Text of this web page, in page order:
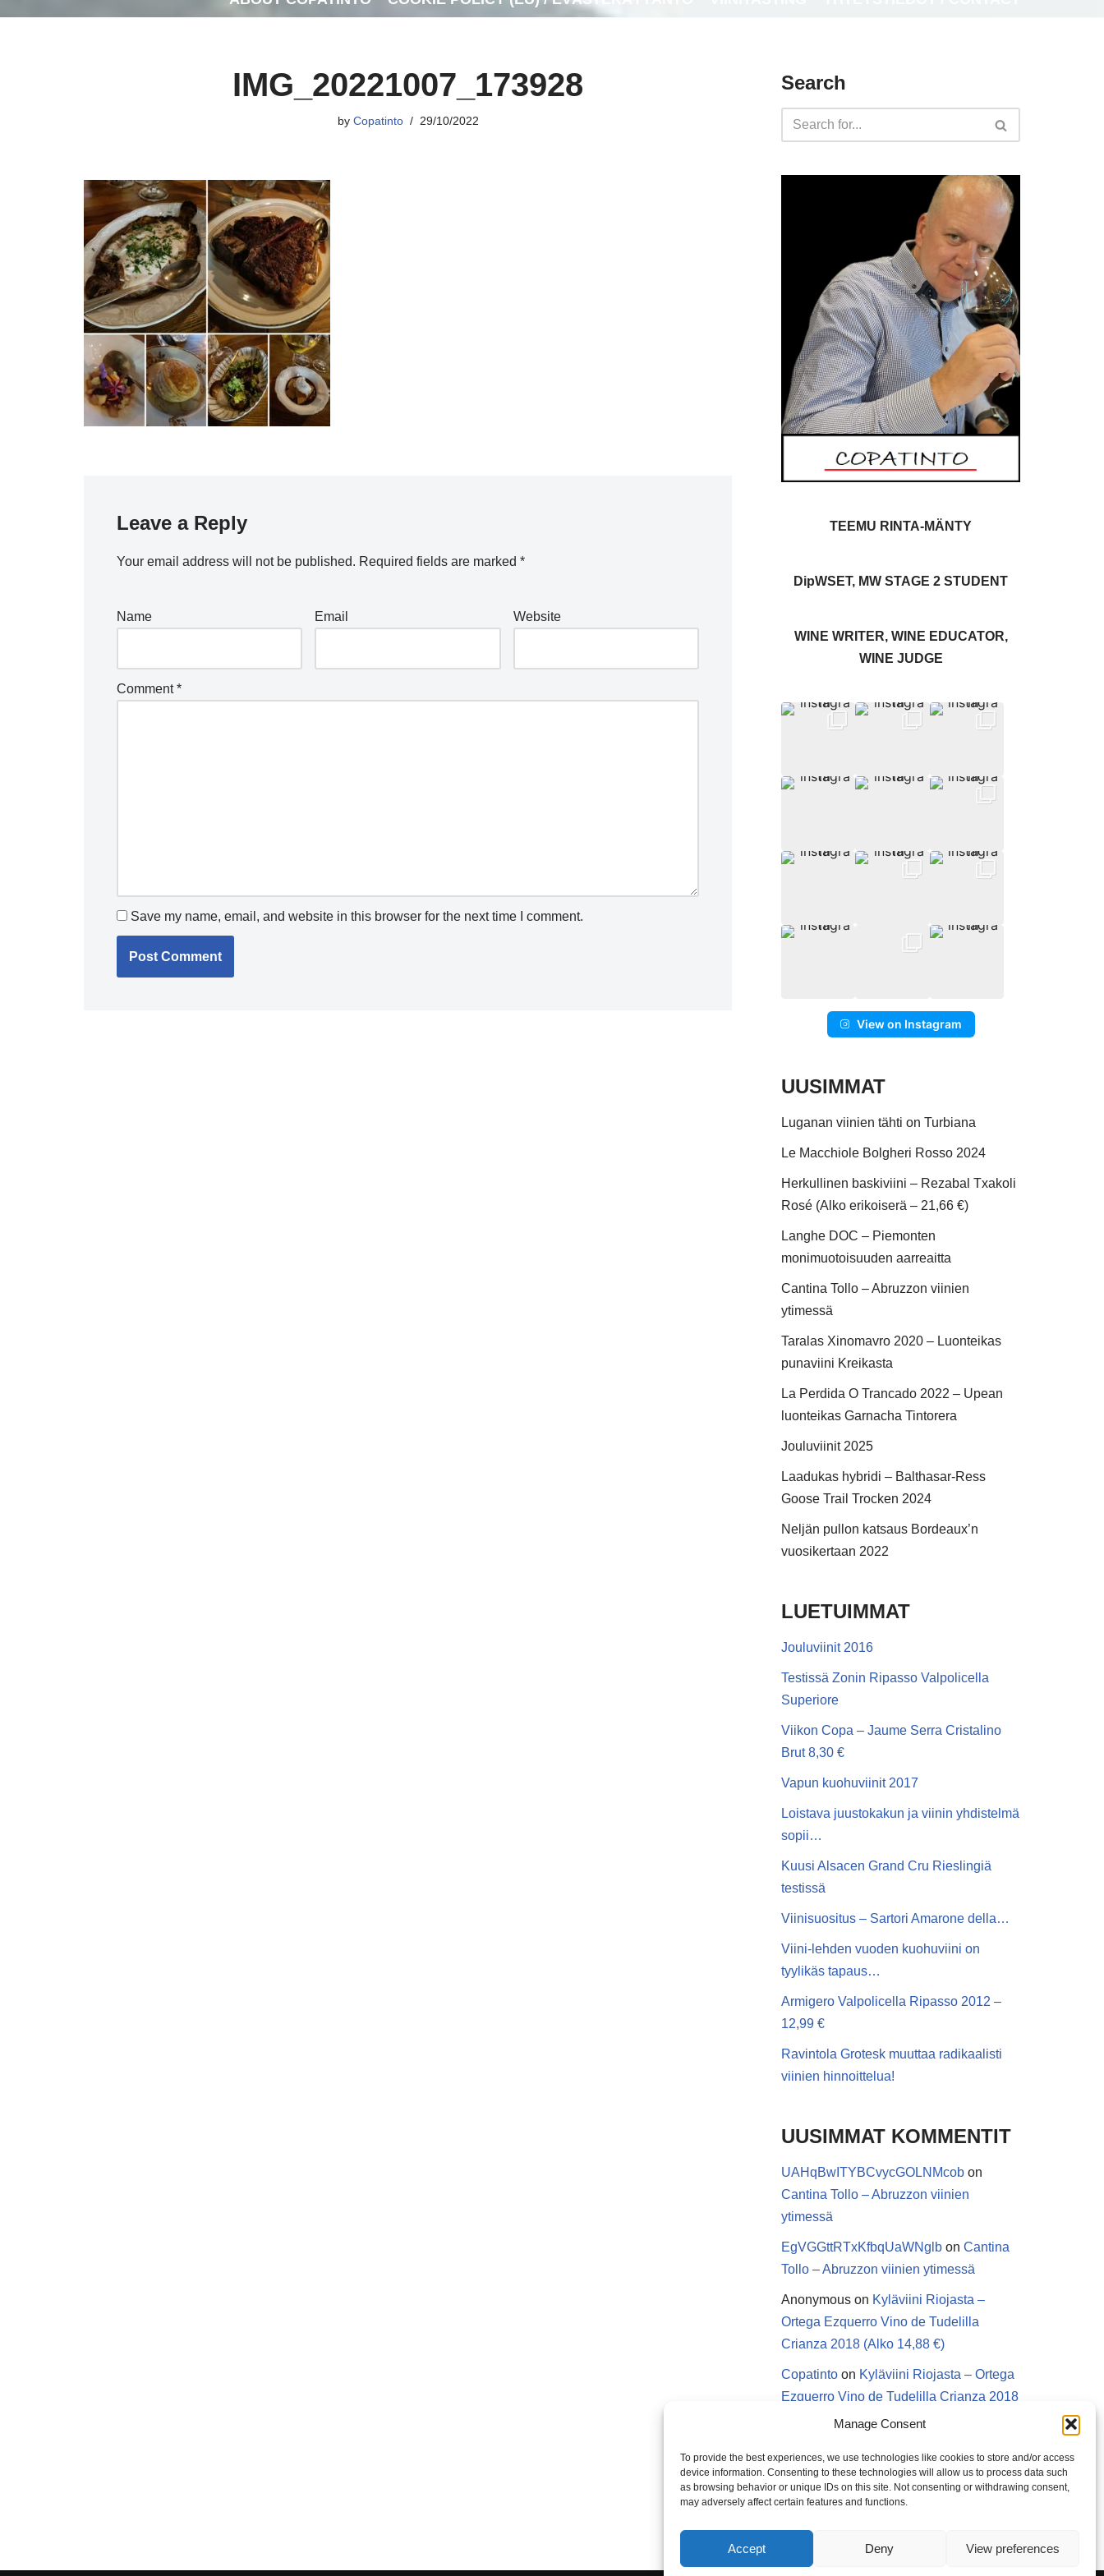
Manage Consent
To provide the best experiences, we use technologies like cookies to store and/or access
device information. Consenting to these technologies will allow us to process data such
as browsing behavior or unique IDs on this site. Not consenting or withdrawing consent,
may adversely affect certain features and functions.
Accept Deny View preferences
IMG_20221007_173928
by Copatinto 29/10/2022
Leave a Reply
Your email address will not be published. Required fields are marked *
Name Email Website
Comment*
Save my name, email, and website in this browser for the next time I comment.
Search
TEEMU RINTA-MÄNTY
DipWSET, MW STAGE 2 STUDENT
WINE WRITER, WINE EDUCATOR,
WINE JUDGE
View on Instagram
UUSIMMAT
Luganan viinien tähti on Turbiana
Le Macchiole Bolgheri Rosso 2024
Herkullinen baskiviini – Rezabal Txakoli
Rosé (Alko erikoiserä – 21,66 €)
Langhe DOC – Piemonten
monimuotoisuuden aarreaitta
Cantina Tollo – Abruzzon viinien
ytimessä
Taralas Xinomavro 2020 – Luonteikas
punaviini Kreikasta
La Perdida O Trancado 2022 – Upean
luonteikas Garnacha Tintorera
Jouluviinit 2025
Laadukas hybridi – Balthasar-Ress
Goose Trail Trocken 2024
Neljän pullon katsaus Bordeaux’n
vuosikertaan 2022
LUETUIMMAT
Jouluviinit 2016
Testissä Zonin Ripasso Valpolicella
Superiore
Viikon Copa – Jaume Serra Cristalino
Brut 8,30 €
Vapun kuohuviinit 2017
Loistava juustokakun ja viinin yhdistelmä
sopii…
Kuusi Alsacen Grand Cru Rieslingiä
testissä
Viinisuositus – Sartori Amarone della…
Viini-lehden vuoden kuohuviini on
tyylikäs tapaus…
Armigero Valpolicella Ripasso 2012 –
12,99 €
Ravintola Grotesk muuttaa radikaalisti
viinien hinnoittelua!
UUSIMMAT KOMMENTIT
UAHqBwITYBCvycGOLNMcob on
Cantina Tollo – Abruzzon viinien
ytimessä
EgVGGttRTxKfbqUaWNglb on Cantina
Tollo – Abruzzon viinien ytimessä
Anonymous on Kyläviini Riojasta –
Ortega Ezquerro Vino de Tudelilla
Crianza 2018 (Alko 14,88 €)
Copatinto on Kyläviini Riojasta – Ortega
Ezquerro Vino de Tudelilla Crianza 2018
(Alko 14,88 €)
Riojasta – Ortega Ezquerro Vino de
Tudelilla Crianza 2018 (Alko 14,88 €)